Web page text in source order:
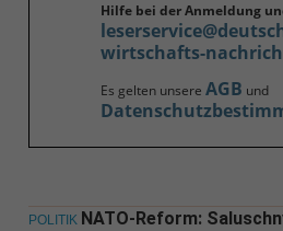
Hilfe bei der Anmeldung
wirtschafts-
Es gelten unsere AGB und
POLITIK NATO-Reform: